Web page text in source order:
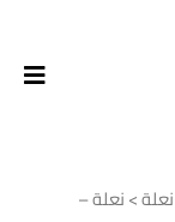
نعلة> نعلة –